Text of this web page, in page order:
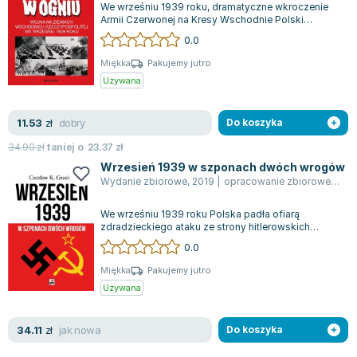
Zygmunt Freud
Agata Passent
Michel Moran
Maciej Orłoś
Katarzyna Miller
Antoine de Saint Exupery
Mark Twain
Marcin Meller
Paulina Młynarska
ks. Piotr Pawlukiewicz
Jarosław Sokołowski
Piotr Latocha
Piotr Semka
We wrześniu 1939 roku, dramatyczne wkroczenie
Armii Czerwonej na Kresy Wschodnie Polski
okazało się kluczowym momentem, które do d...
0.0
Miękka
Pakujemy jutro
Używana
11.53 zł dobry
34.90złtaniej o 23.37 zł
Do koszyka
Wrzesień 1939 w szponach dwóch wrogów
Wydanie zbiorowe, 2019 opracowanie zbiorowe
,
We wrześniu 1939 roku Polska padła ofiarą
zdradzieckiego ataku ze strony hitlerowskich
Niemiec oraz Związku Sowieckiego. Pomimo he...
0.0
Miękka
Pakujemy jutro
Używana
34.11 zł jak nowa Do koszyka